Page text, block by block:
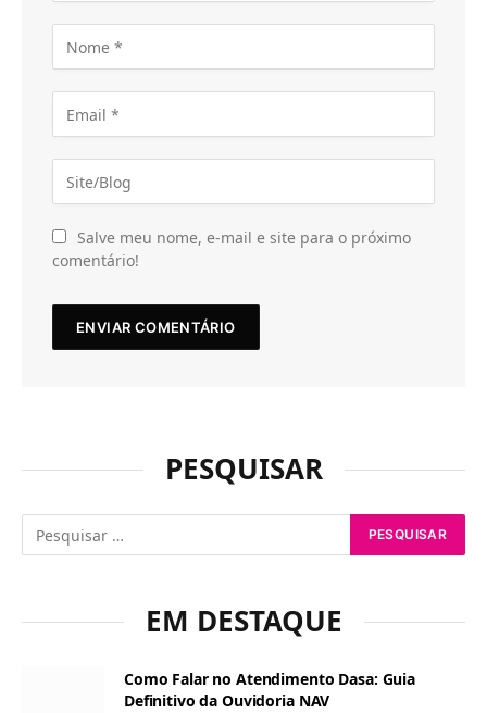
Salve meu nome, e-mail e site para o próximo
comentário!
PESQUISAR
EM DESTAQUE
Como Falar no Atendimento Dasa: Guia
Definitivo da Ouvidoria NAV